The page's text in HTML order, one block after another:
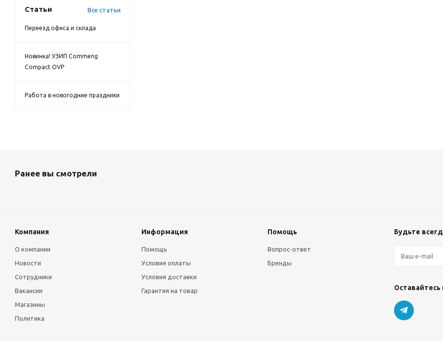
Статьи Все статьи
Переезд офиса и склада
Новинка! УЗИП Commeng
Compact OVP
Работа в новогодние праздники
Ранее вы смотрели
Компания
О компании
Новости
Сотрудники
Вакансии
Магазины
Политика
Информация
Помощь
Условия оплаты
Условия доставки
Гарантия на товар
Помощь
Вопрос-ответ
Бренды
Будьте
Оставайтесь